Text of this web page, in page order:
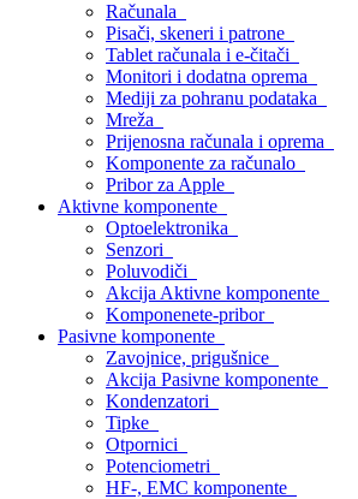
Računala
Pisači, skeneri i patrone
Tablet računala i e-čitači
Monitori i dodatna oprema
Mediji za pohranu podataka
Mreža
Prijenosna računala i oprema
Komponente za računalo
Pribor za Apple
Aktivne komponente
Optoelektronika
Senzori
Poluvodiči
Akcija Aktivne komponente
Komponenete-pribor
Pasivne komponente
Zavojnice, prigušnice
Akcija Pasivne komponente
Kondenzatori
Tipke
Otpornici
Potenciometri
HF-, EMC komponente